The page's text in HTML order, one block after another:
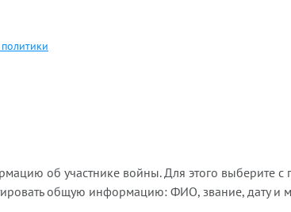
об участнике войны. Для этого выберите
общую информацию: ФИО, звание, дату и